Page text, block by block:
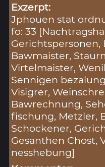
Exzerpt:
Jphouen stat
fo: 33
Gerichtspersonen,
Bawmaister,
Virtelmaister,
Sennigen
Visigrer,
Bawrechnung,
fischung, Metzler,
Schockener,
Gesanthen Chost,
nesshebung]